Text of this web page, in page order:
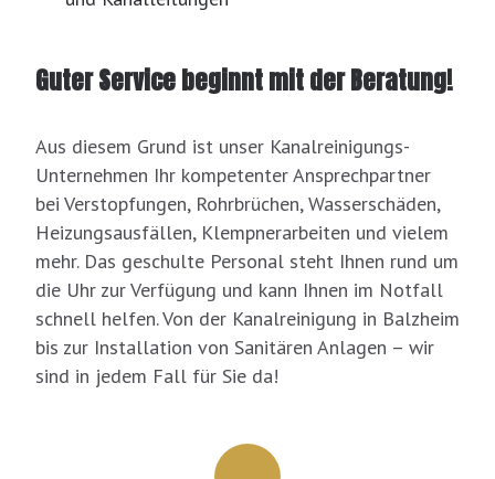
Guter Service beginnt mit der Beratung!
Aus diesem Grund ist unser Kanalreinigungs-
Unternehmen Ihr kompetenter Ansprechpartner
bei Verstopfungen, Rohrbrüchen, Wasserschäden,
Heizungsausfällen, Klempnerarbeiten und vielem
mehr. Das geschulte Personal steht Ihnen rund um
die Uhr zur Verfügung und kann Ihnen im Notfall
schnell helfen. Von der Kanalreinigung in Balzheim
bis zur Installation von Sanitären Anlagen – wir
sind in jedem Fall für Sie da!